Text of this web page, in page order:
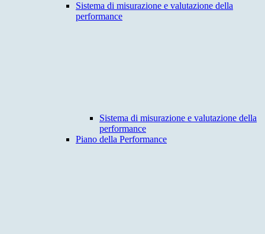
Sistema di misurazione e valutazione della
performance
Sistema di misurazione e valutazione della
performance
Piano della Performance